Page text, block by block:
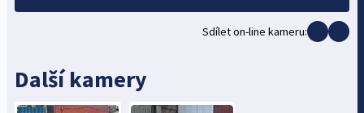
Sdílet on-line kameru:
Další kamery